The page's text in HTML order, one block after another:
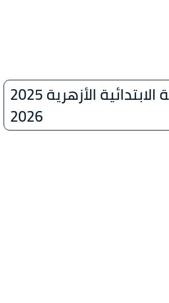
خطوات الاستعلام عن نتيجة تنسيق المرحلة الابتدائية الأزهرية 2025
2026